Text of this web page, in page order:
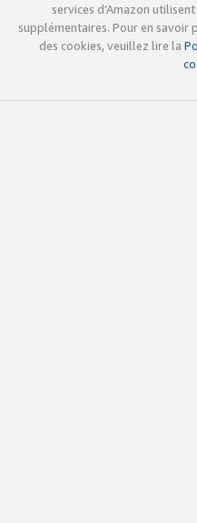
services d’Amazon
supplémentaires. Pour en savoir
des cookies, veuillez lire la